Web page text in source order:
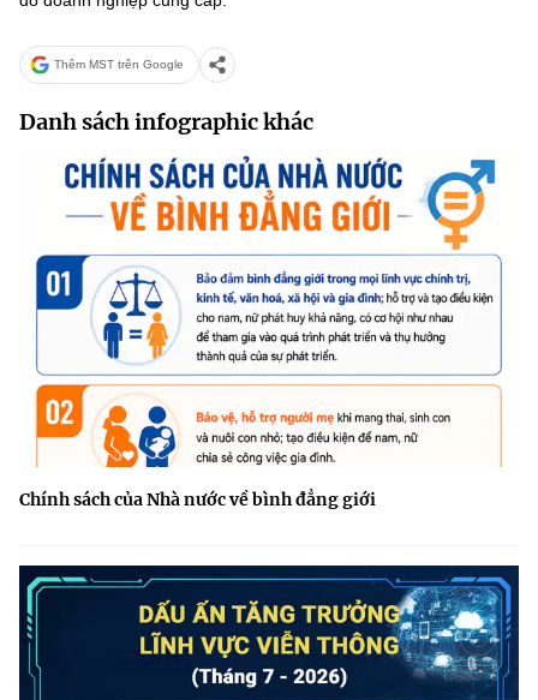
Thêm MST trên Google
Danh sách infographic khác
Chính sách của Nhà nước về bình đẳng giới